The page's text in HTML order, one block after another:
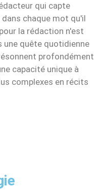
qui capte
chaque mot qu'il
la rédaction n'est
une quête quotidienne
profondément
capacité unique à
complexes en récits